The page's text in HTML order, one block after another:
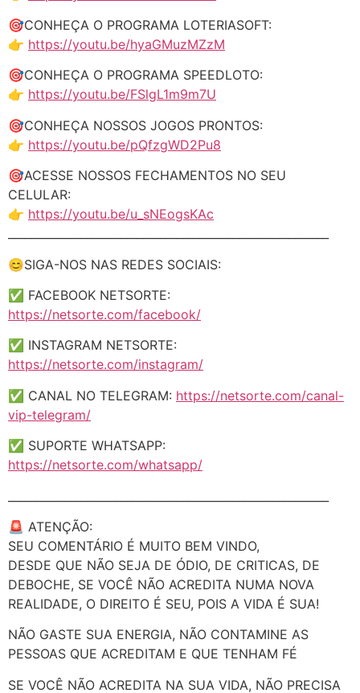
🎯CONHEÇA O PROGRAMA LOTERIASOFT:
👉 https://youtu.be/hyaGMuzMZzM
🎯CONHEÇA O PROGRAMA SPEEDLOTO:
👉 https://youtu.be/FSlgL1m9m7U
🎯CONHEÇA NOSSOS JOGOS PRONTOS:
👉 https://youtu.be/pQfzgWD2Pu8
🎯ACESSE NOSSOS FECHAMENTOS NO SEU
CELULAR:
👉 https://youtu.be/u_sNEogsKAc
😊SIGA-NOS NAS REDES SOCIAIS:
✅ FACEBOOK NETSORTE:
https://netsorte.com/facebook/
✅ INSTAGRAM NETSORTE:
https://netsorte.com/instagram/
✅ CANAL NO TELEGRAM: https://netsorte.com/canal-
vip-telegram/
✅ SUPORTE WHATSAPP:
https://netsorte.com/whatsapp/
🚨 ATENÇÃO:
SEU COMENTÁRIO É MUITO BEM VINDO,
DESDE QUE NÃO SEJA DE ÓDIO, DE CRITICAS, DE
DEBOCHE, SE VOCÊ NÃO ACREDITA NUMA NOVA
REALIDADE, O DIREITO É SEU, POIS A VIDA É SUA!
NÃO GASTE SUA ENERGIA, NÃO CONTAMINE AS
PESSOAS QUE ACREDITAM E QUE TENHAM FÉ
SE VOCÊ NÃO ACREDITA NA SUA VIDA, NÃO PRECISA